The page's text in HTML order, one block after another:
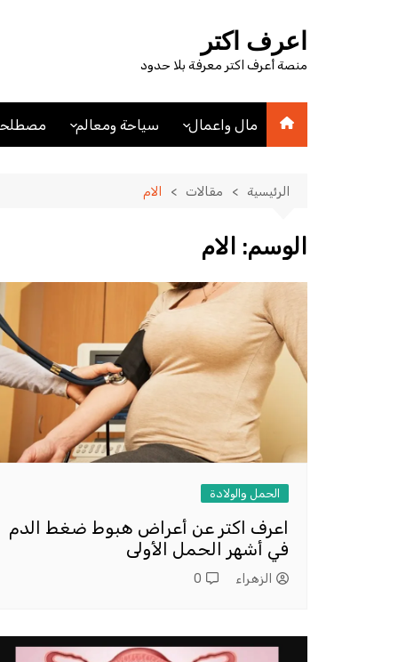
اعرف اكتر
منصة أعرف اكتر معرفة بلا حدود
مال واعمال
مصطلحات اقتصادية
سياحة ومعالم
فنادق
الرئيسية مقالات الام
الوسم: الام
الحمل والولادة
اعرف اكتر عن أعراض هبوط ضغط الدم
في أشهر الحمل الأولى
الزهراء 0